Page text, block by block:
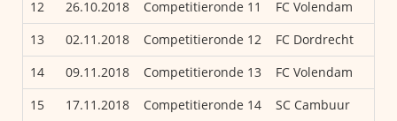
12
26.10.2018 Competitieronde 11 FC Volendam
13
02.11.2018 Competitieronde 12 FC Dordrecht
14
09.11.2018 Competitieronde 13 FC Volendam
15
17.11.2018 Competitieronde 14 SC Cambuur